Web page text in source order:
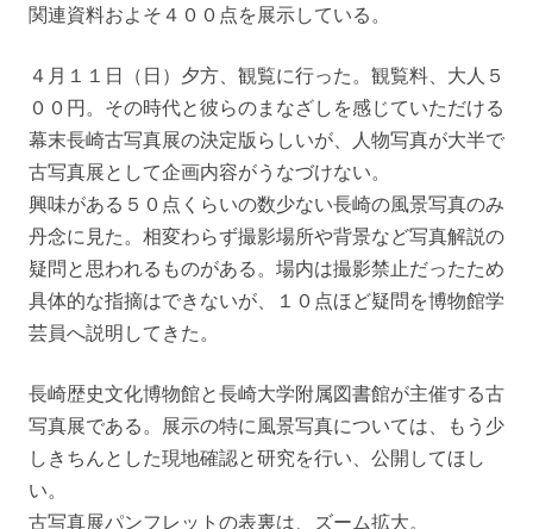
関連資料およそ４００点を展示している。
４月１１日（日）夕方、観覧に行った。観覧料、大人５
００円。その時代と彼らのまなざしを感じていただける
幕末長崎古写真展の決定版らしいが、人物写真が大半で
古写真展として企画内容がうなづけない。
興味がある５０点くらいの数少ない長崎の風景写真のみ
丹念に見た。相変わらず撮影場所や背景など写真解説の
疑問と思われるものがある。場内は撮影禁止だったため
具体的な指摘はできないが、１０点ほど疑問を博物館学
芸員へ説明してきた。
長崎歴史文化博物館と長崎大学附属図書館が主催する古
写真展である。展示の特に風景写真については、もう少
しきちんとした現地確認と研究を行い、公開してほし
い。
古写真展パンフレットの表裏は、ズーム拡大。